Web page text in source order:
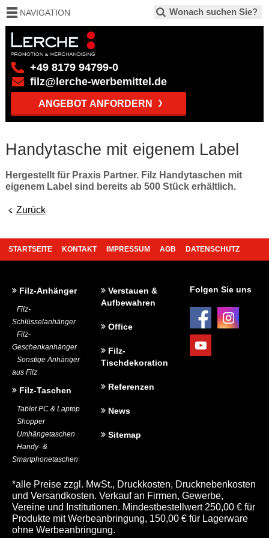
+49 8179 94799-0
filz@lerche-werbemittel.de
ANGEBOT ANFORDERN
NAVIGATION
Handytasche mit eigenem Label
Hergestellt für Praxis Partner. Filz Handytaschen mit
eigenem Label sind bereits ab 500 Stück erhältlich.
Zurück
STARTSEITE KONTAKT IMPRESSUM AGB DATENSCHUTZ
Filz-Anhänger
Filz-
Schlüsselanhänger
Filz-
Geschenkanhänger
Sonstige Anhänger
aus Filz
Filz-Taschen
Tablet PC & Laptop
Shopper
Umhängetaschen
Handy- &
Smartphonetaschen
Verstauen &
Aufbewahren
Office
Filz-
Tischdekoration
Referenzen
News
Sitemap
Folgen Sie uns
*alle Preise zzgl. MwSt., Druckkosten, Drucknebenkosten
und Versandkosten. Verkauf an Firmen, Gewerbe,
Vereine und Institutionen. Mindestbestellwert 250,00 € für
Produkte mit Werbeanbringung, 150,00 € für Lagerware
ohne Werbeanbringung.